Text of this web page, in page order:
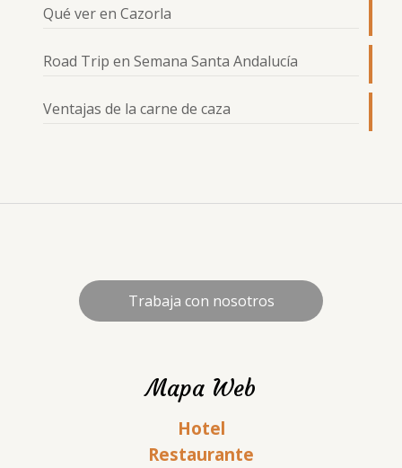
Qué ver en Cazorla
Road Trip en Semana Santa Andalucía
Ventajas de la carne de caza
Trabaja con nosotros
Mapa Web
Hotel
Restaurante